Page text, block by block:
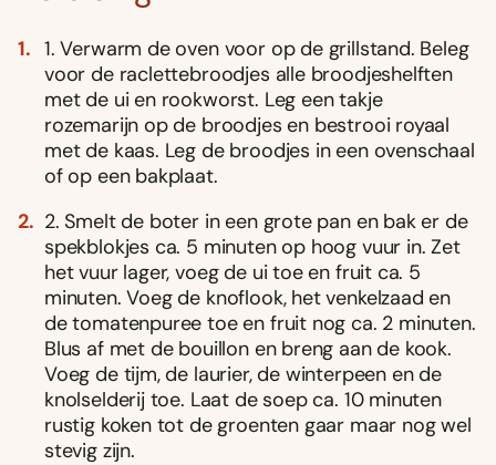
1. Verwarm de oven voor op de grillstand. Beleg
voor de raclettebroodjes alle broodjeshelften
met de ui en rookworst. Leg een takje
rozemarijn op de broodjes en bestrooi royaal
met de kaas. Leg de broodjes in een ovenschaal
of op een bakplaat.
2. Smelt de boter in een grote pan en bak er de
spekblokjes ca. 5 minuten op hoog vuur in. Zet
het vuur lager, voeg de ui toe en fruit ca. 5
minuten. Voeg de knoflook, het venkelzaad en
de tomatenpuree toe en fruit nog ca. 2 minuten.
Blus af met de bouillon en breng aan de kook.
Voeg de tijm, de laurier, de winterpeen en de
knolselderij toe. Laat de soep ca. 10 minuten
rustig koken tot de groenten gaar maar nog wel
stevig zijn.